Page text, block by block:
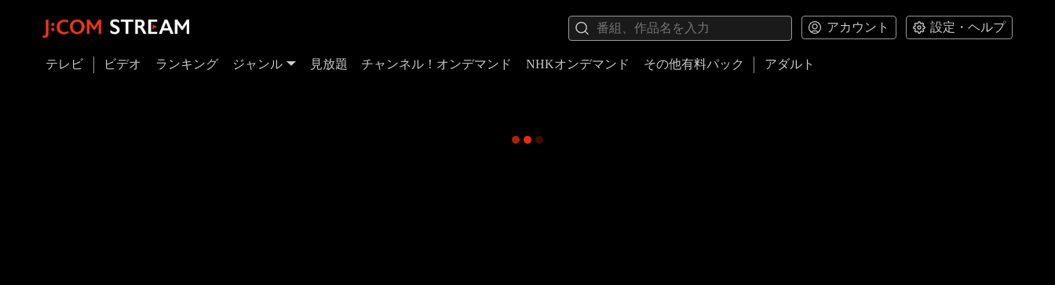
アカウント 設定・ヘルプ
テレビ ビデオ ランキング ジャンル 見放題 チャンネル！オンデマンド NHKオンデマンド その他有料パック アダルト